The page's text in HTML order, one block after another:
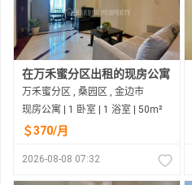
在万禾蜜分区出租的现房公寓
万禾蜜分区 , 桑园区 , 金边市
现房公寓 | 1 卧室 | 1 浴室 | 50m²
＄370/月
2026-08-08 07:32